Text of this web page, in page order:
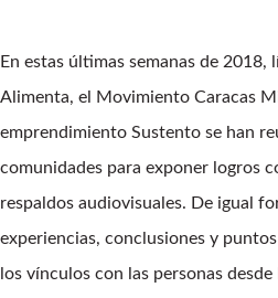
En estas últimas semanas de 2018,
Alimenta, el Movimiento Caracas
emprendimiento Sustento se han
comunidades para exponer logros
respaldos audiovisuales. De igual
experiencias, conclusiones y
los vínculos con las personas